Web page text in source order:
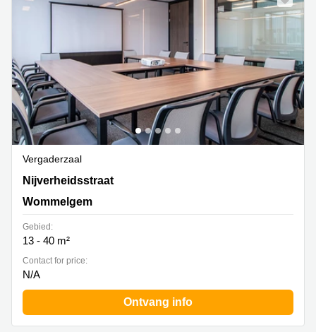
Vergaderzaal
Nijverheidsstraat 70, Wommelgem
Nijverheidsstraat
Wommelgem
Gebied:
13 - 40 m²
Contact for price:
N/A
Ontvang info